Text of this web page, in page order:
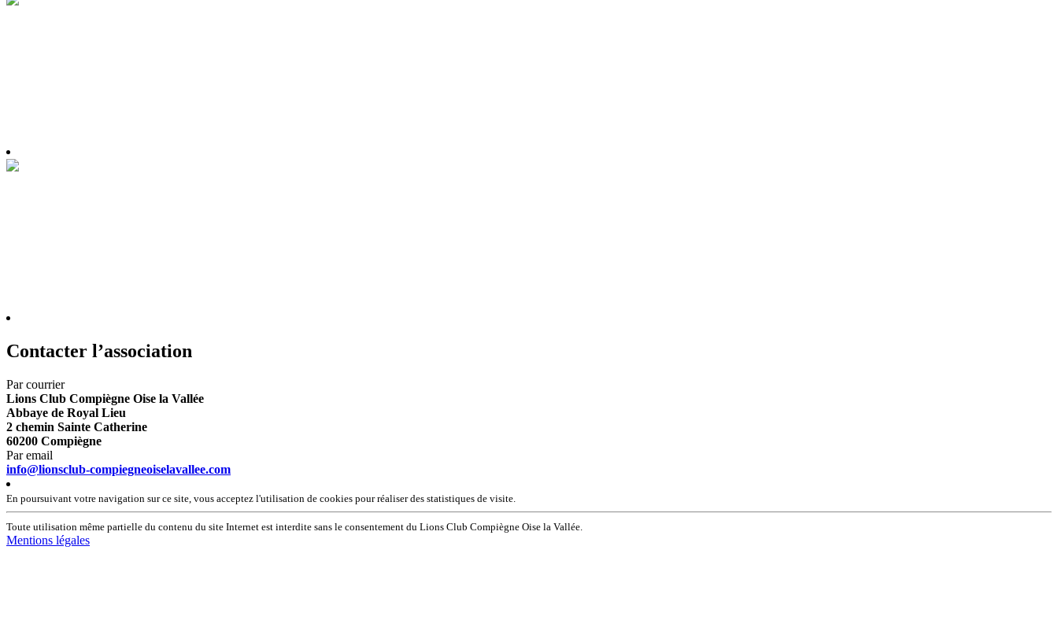
Contacter l’association
Par courrier
Lions Club Compiègne Oise la Vallée
Abbaye de Royal Lieu
2 chemin Sainte Catherine
60200 Compiègne
Par email
info@lionsclub-compiegneoiselavallee.com
En poursuivant votre navigation sur ce site, vous acceptez l'utilisation de cookies pour réaliser des statistiques de visite.
Toute utilisation même partielle du contenu du site Internet est interdite sans le consentement du Lions Club Compiègne Oise la Vallée.
Mentions légales